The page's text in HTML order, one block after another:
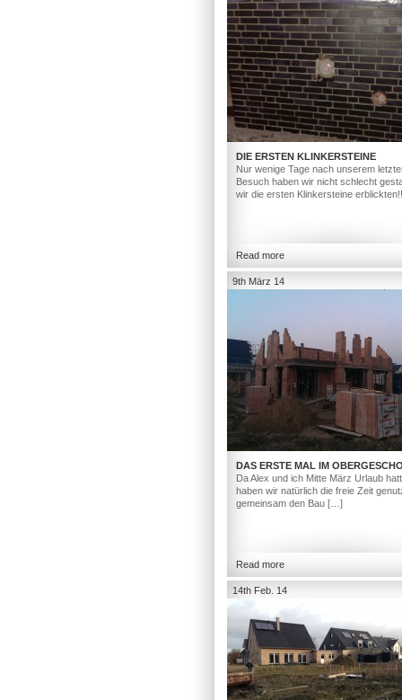
DIE ERSTEN KLINKERSTEINE
Nur wenige Tage nach unserem
Besuch haben wir nicht schlecht
wir die ersten Klinkersteine
Read more
9th März 14
DAS ERSTE MAL IM
Da Alex und ich Mitte März Urlaub
haben wir natürlich die freie Zeit
gemeinsam den Bau […]
Read more
14th Feb. 14